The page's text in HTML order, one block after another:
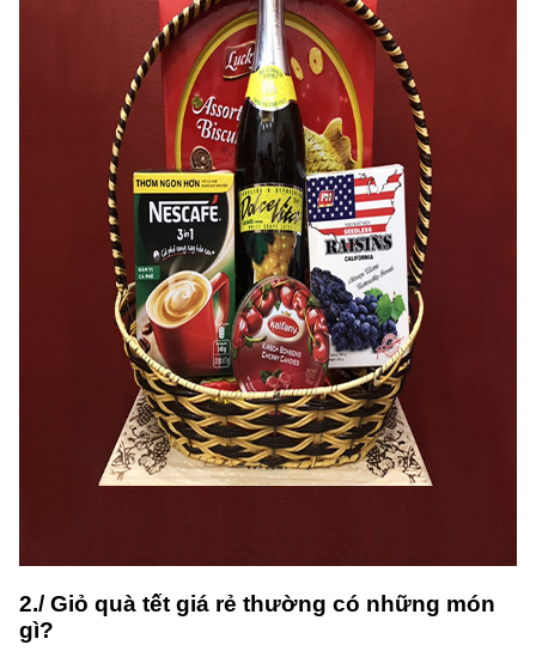
2./ Giỏ quà tết giá rẻ thường có những món
gì?